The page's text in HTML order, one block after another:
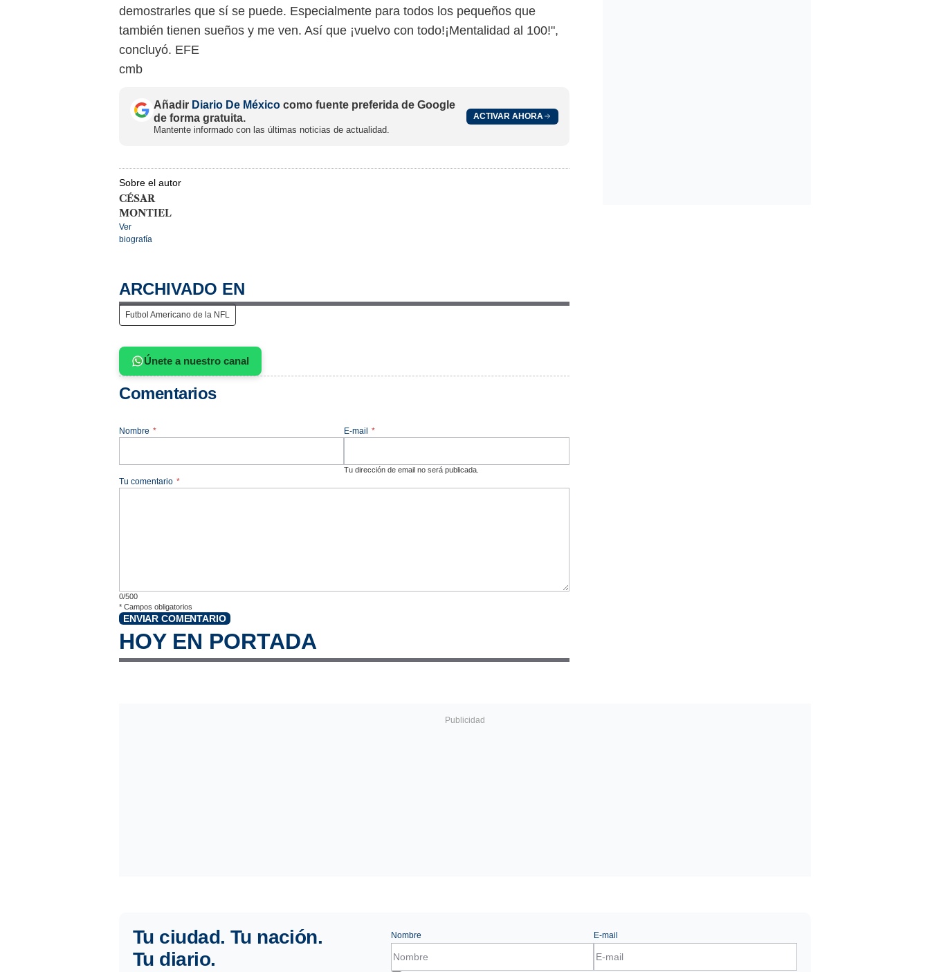
demostrarles que sí se puede. Especialmente para todos los pequeños que
también tienen sueños y me ven. Así que ¡vuelvo con todo!¡Mentalidad al 100!",
concluyó. EFE
cmb
Añadir Diario De México como fuente preferida de Google
de forma gratuita.
Mantente informado con las últimas noticias de actualidad.
ACTIVAR AHORA
Sobre el autor
CÉSAR
MONTIEL
Ver
biografía
ARCHIVADO EN
Futbol Americano de la NFL
Únete a nuestro canal
Comentarios
Nombre * E-mail *
Tu dirección de email no será publicada.
Tu comentario *
0/500
* Campos obligatorios
ENVIAR COMENTARIO
HOY EN PORTADA
Tu ciudad. Tu nación.
Tu diario.
Nombre E-mail